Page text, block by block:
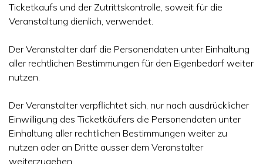
Ticketkaufs und der Zutrittskontrolle, soweit für die
Veranstaltung dienlich, verwendet.
Der Veranstalter darf die Personendaten unter Einhaltung
aller rechtlichen Bestimmungen für den Eigenbedarf weiter
nutzen.
Der Veranstalter verpflichtet sich, nur nach ausdrücklicher
Einwilligung des Ticketkäufers die Personendaten unter
Einhaltung aller rechtlichen Bestimmungen weiter zu
nutzen oder an Dritte ausser dem Veranstalter
weiterzugeben.